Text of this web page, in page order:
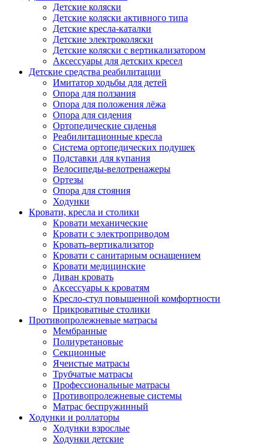
Детские коляски
Детские коляски активного типа
Детские кресла-каталки
Детские электроколяски
Детские коляски с вертикализатором
Аксессуары для детских кресел
Детские средства реабилитации
Имитатор ходьбы для детей
Опора для ползания
Опора для положения лёжа
Опора для сидения
Ортопедические сиденья
Реабилитационные кресла
Система ортопедических подушек
Подставки для купания
Велосипеды-велотренажеры
Ортезы
Опора для стояния
Ходунки
Кровати, кресла и столики
Кровати механические
Кровати с электроприводом
Кровать-вертикализатор
Кровати с санитарным оснащением
Кровати медицинские
Диван кровать
Аксессуары к кроватям
Кресло-стул повышенной комфортности
Прикроватные столики
Противопролежневые матрасы
Мембранные
Полиуретановые
Секционные
Ячеистые матрасы
Трубчатые матрасы
Профессиональные матрасы
Противопролежневые системы
Матрас беспружинный
Ходунки и роллаторы
Ходунки взрослые
Ходунки детские